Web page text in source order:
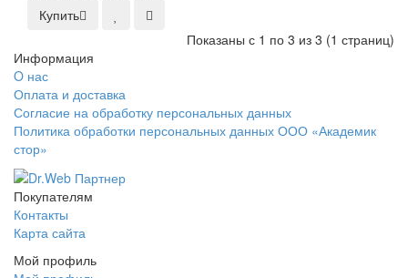
Купить
Показаны с 1 по 3 из 3 (1 страниц)
Информация
O нас
Оплата и доставка
Согласие на обработку персональных данных
Политика обработки персональных данных ООО «Академик
стор»
Покупателям
Контакты
Карта сайта
Мой профиль